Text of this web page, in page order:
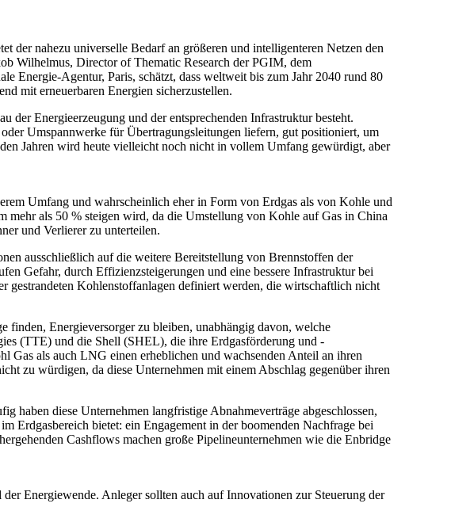
der nahezu universelle Bedarf an größeren und intelligenteren Netzen den
Wilhelmus, Director of Thematic Research der PGIM, dem
Energie-Agentur, Paris, schätzt, dass weltweit bis zum Jahr 2040 rund 80
mit erneuerbaren Energien sicherzustellen.
der Energieerzeugung und der entsprechenden Infrastruktur besteht.
Umspannwerke für Übertragungsleitungen liefern, gut positioniert, um
Jahren wird heute vielleicht noch nicht in vollem Umfang gewürdigt, aber
Umfang und wahrscheinlich eher in Form von Erdgas als von Kohle und
als 50 % steigen wird, da die Umstellung von Kohle auf Gas in China
und Verlierer zu unterteilen.
ausschließlich auf die weitere Bereitstellung von Brennstoffen der
Gefahr, durch Effizienzsteigerungen und eine bessere Infrastruktur bei
gestrandeten Kohlenstoffanlagen definiert werden, die wirtschaftlich nicht
finden, Energieversorger zu bleiben, unabhängig davon, welche
(TTE) und die Shell (SHEL), die ihre Erdgasförderung und -
Gas als auch LNG einen erheblichen und wachsenden Anteil an ihren
zu würdigen, da diese Unternehmen mit einem Abschlag gegenüber ihren
diese Unternehmen langfristige Abnahmeverträge abgeschlossen,
Erdgasbereich bietet: ein Engagement in der boomenden Nachfrage bei
Cashflows machen große Pipelineunternehmen wie die Enbridge
Energiewende. Anleger sollten auch auf Innovationen zur Steuerung der